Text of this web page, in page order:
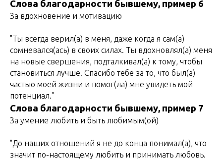
Слова благодарности бывшему, пример 6
За вдохновение и мотивацию
"Ты всегда верил(а) в меня, даже когда я сам(а)
сомневался(ась) в своих силах. Ты вдохновлял(а) меня
на новые свершения, подталкивал(а) к тому, чтобы
становиться лучше. Спасибо тебе за то, что был(а)
частью моей жизни и помог(ла) мне увидеть мой
потенциал."
Слова благодарности бывшему, пример 7
За умение любить и быть любимым(ой)
"До наших отношений я не до конца понимал(а), что
значит по-настоящему любить и принимать любовь.